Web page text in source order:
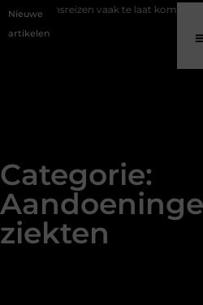
Nieuwe
artikelen
te laat komt Een gezonde
Categorie:
ziekten